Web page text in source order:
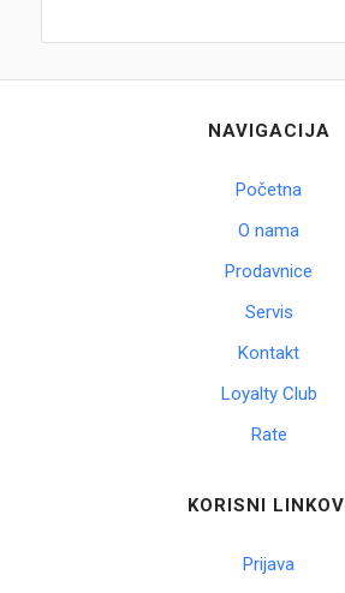
NAVIGACIJA
Početna
O nama
Prodavnice
Servis
Kontakt
Loyalty Club
Rate
KORISNI LINKOVI
Prijava